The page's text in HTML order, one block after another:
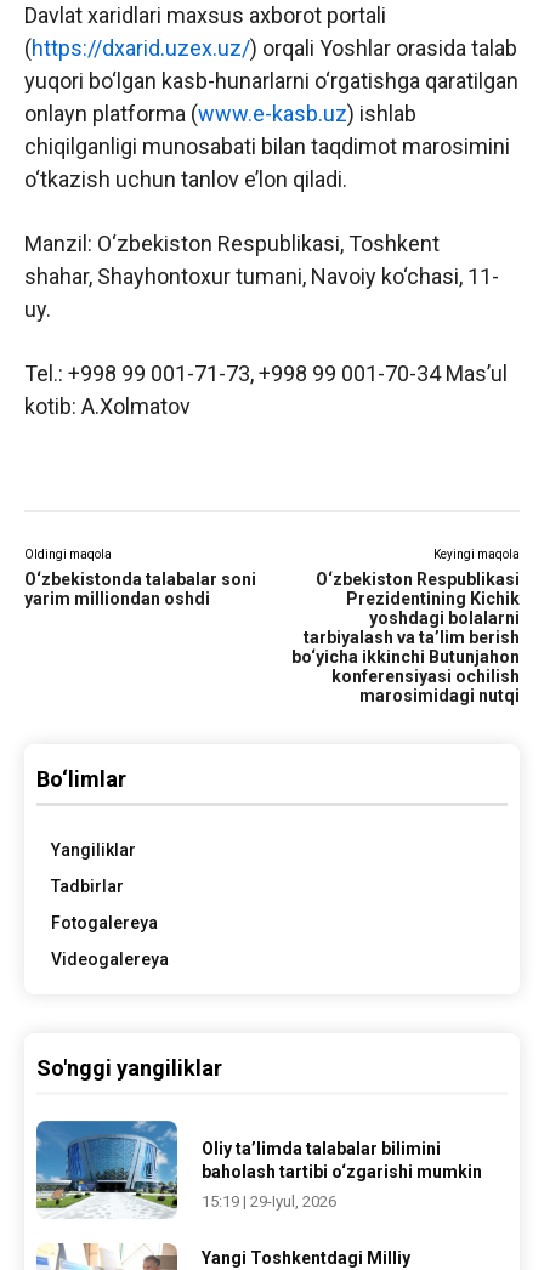
Davlat xaridlari maxsus axborot portali
(https://dxarid.uzex.uz/) orqali Yoshlar orasida talab
yuqori bo‘lgan kasb-hunarlarni o‘rgatishga qaratilgan
onlayn platforma (www.e-kasb.uz) ishlab
chiqilganligi munosabati bilan taqdimot marosimini
o‘tkazish uchun tanlov e’lon qiladi.
Manzil: O‘zbekiston Respublikasi, Toshkent
shahar, Shayhontoxur tumani, Navoiy ko‘chasi, 11-
uy.
Tel.: +998 99 001-71-73, +998 99 001-70-34 Mas’ul
kotib: A.Xolmatov
Oldingi maqola
O‘zbekistonda talabalar soni
yarim milliondan oshdi
Keyingi maqola
O‘zbekiston Respublikasi
Prezidentining Kichik
yoshdagi bolalarni
tarbiyalash va ta’lim berish
bo‘yicha ikkinchi Butunjahon
konferensiyasi ochilish
marosimidagi nutqi
Bo‘limlar
Yangiliklar
Tadbirlar
Fotogalereya
Videogalereya
So'nggi yangiliklar
Oliy ta’limda talabalar bilimini
baholash tartibi o‘zgarishi mumkin
15:19 | 29-Iyul, 2026
Yangi Toshkentdagi Milliy